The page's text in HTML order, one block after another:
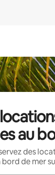
au
des
de mer